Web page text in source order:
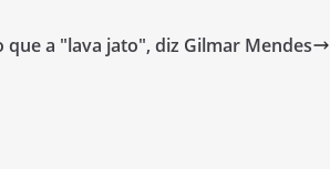
a "lava jato", diz Gilmar Mendes